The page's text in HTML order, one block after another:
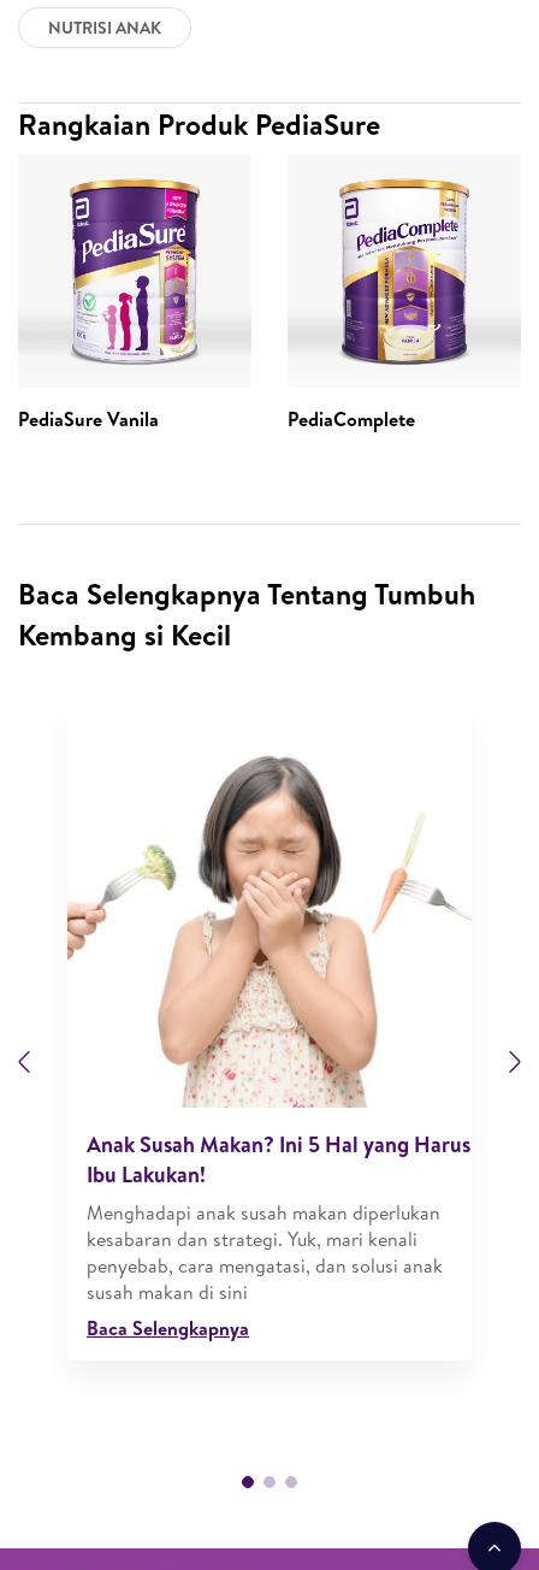
NUTRISI ANAK
Rangkaian Produk PediaSure
PediaSure Vanila PediaComplete
Baca Selengkapnya Tentang Tumbuh
Kembang si Kecil
Anak Susah Makan? Ini 5 Hal yang Harus
Ibu Lakukan!
Menghadapi anak susah makan diperlukan
kesabaran dan strategi. Yuk, mari kenali
penyebab, cara mengatasi, dan solusi anak
susah makan di sini
Baca Selengkapnya